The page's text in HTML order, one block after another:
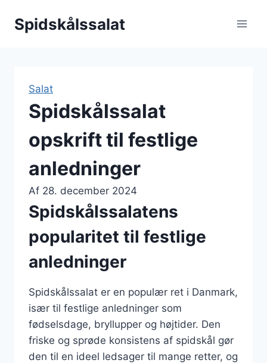
Spidskålssalat
Salat
Spidskålssalat
opskrift til festlige
anledninger
Af 28. december 2024
Spidskålssalatens
popularitet til festlige
anledninger
Spidskålssalat er en populær ret i Danmark,
især til festlige anledninger som
fødselsdage, bryllupper og højtider. Den
friske og sprøde konsistens af spidskål gør
den til en ideel ledsager til mange retter, og